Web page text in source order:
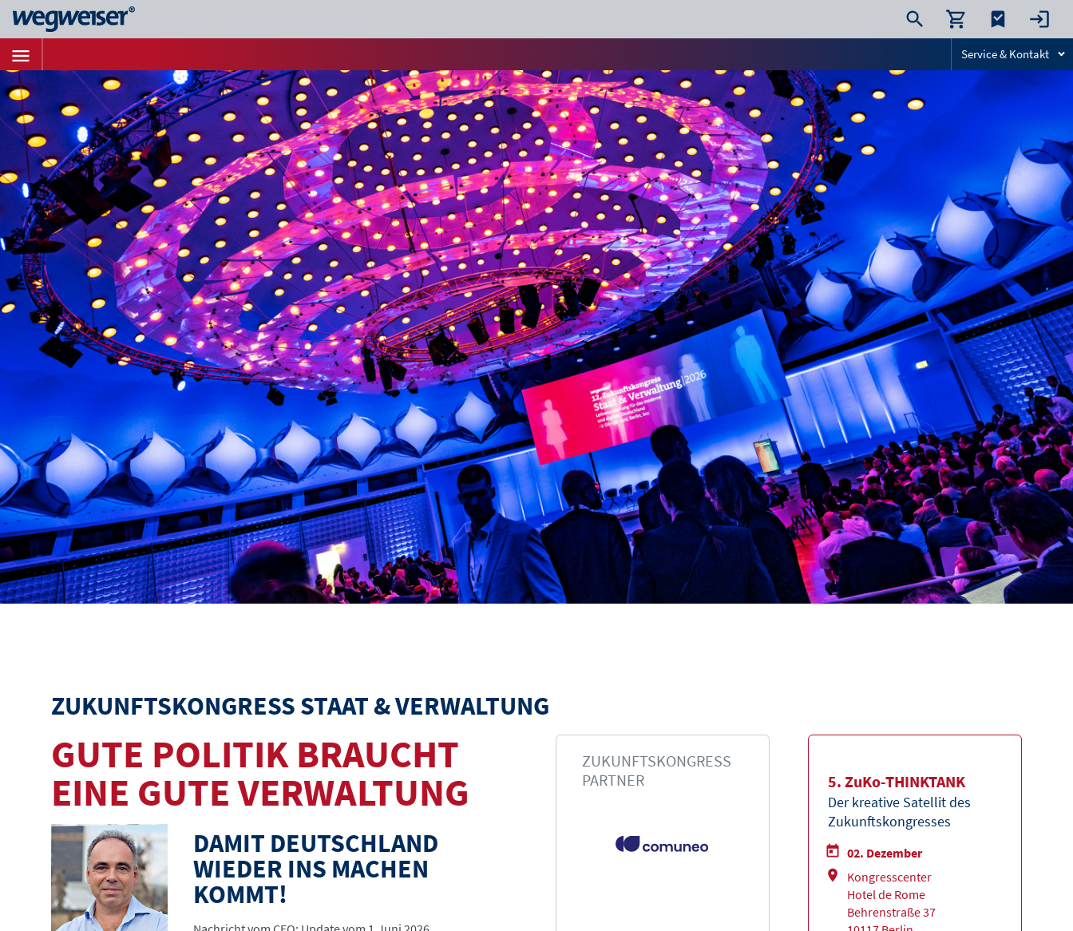
Service & Kontakt
ZUKUNFTSKONGRESS STAAT & VERWALTUNG
GUTE POLITIK BRAUCHT
EINE GUTE VERWALTUNG
DAMIT DEUTSCHLAND
WIEDER INS MACHEN
KOMMT!
ZUKUNFTSKONGRESS
PARTNER
5. ZuKo-THINKTANK
Der kreative Satellit des
Zukunftskongresses
02. Dezember
Kongresscenter
Hotel de Rome
Behrenstraße 37